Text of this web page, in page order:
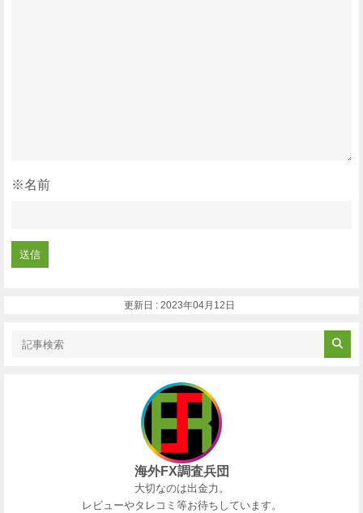
※名前
更新日 : 2023年04月12日
海外FX調査兵団
大切なのは出金力。
レビューやタレコミ等お待ちしています。